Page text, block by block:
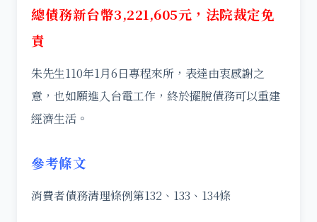
總債務新台幣3,221,605元，法院裁定免
責
朱先生110年1月6日專程來所，表達由衷感謝之
意，也如願進入台電工作，終於擺脫債務可以重建
經濟生活。
參考條文
消費者債務清理條例第132、133、134條